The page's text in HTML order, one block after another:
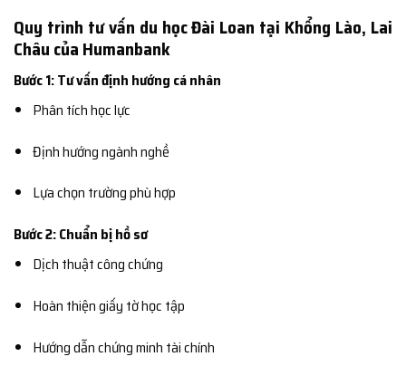
Quy trình tư vấn du học Đài Loan tại Khổng Lào, Lai
Châu của Humanbank
Bước 1: Tư vấn định hướng cá nhân
Phân tích học lực
Định hướng ngành nghề
Lựa chọn trường phù hợp
Bước 2: Chuẩn bị hồ sơ
Dịch thuật công chứng
Hoàn thiện giấy tờ học tập
Hướng dẫn chứng minh tài chính